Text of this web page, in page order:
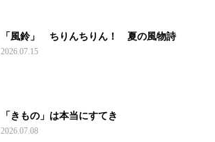
「風鈴」 ちりんちりん！ 夏の風物詩
2026.07.15
「きもの」は本当にすてき
2026.07.08